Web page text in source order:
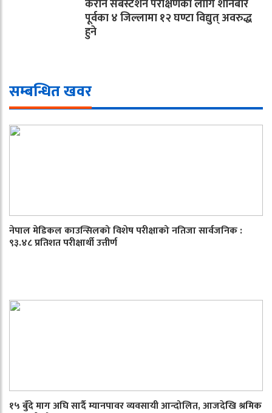
केरौन सबस्टेशन परीक्षणका लागि शनिबार
पूर्वका ४ जिल्लामा १२ घण्टा विद्युत् अवरुद्ध
हुने
सम्बन्धित खवर
नेपाल मेडिकल काउन्सिलको विशेष परीक्षाको नतिजा सार्वजनिक :
९३.४८ प्रतिशत परीक्षार्थी उत्तीर्ण
१५ बुँदे माग अघि सार्दै म्यानपावर व्यवसायी आन्दोलित, आजदेखि श्रमिक